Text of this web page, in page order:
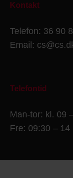
Kontakt
Telefon: 36 90
Email:
Telefontid
Man-tor: kl. 09
Fre: 09:30 – 14